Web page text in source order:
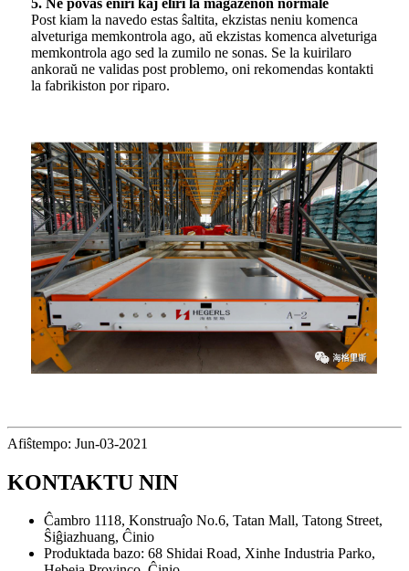
5. Ne povas eniri kaj eliri la magazenon normale
Post kiam la navedo estas ŝaltita, ekzistas neniu komenca
alveturiga memkontrola ago, aŭ ekzistas komenca alveturiga
memkontrola ago sed la zumilo ne sonas. Se la kuirilaro
ankoraŭ ne validas post problemo, oni rekomendas kontakti
la fabrikiston por riparo.
Afiŝtempo: Jun-03-2021
KONTAKTU NIN
Ĉambro 1118, Konstruaĵo No.6, Tatan Mall, Tatong Street,
Ŝiĝiazhuang, Ĉinio
Produktada bazo: 68 Shidai Road, Xinhe Industria Parko,